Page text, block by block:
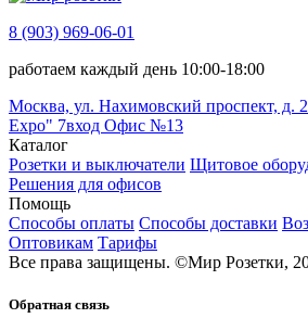
8 (903) 969-06-01
работаем каждый день 10:00-18:00
Москва, ул. Нахимовский проспект, д.
Expo" 7вход Офис №13
Каталог
Розетки и выключатели Щитовое
Решения для офисов
Помощь
Способы оплаты Способы доставки
Оптовикам Тарифы
Все права защищены. ©Мир Розетки,
Обратная связь